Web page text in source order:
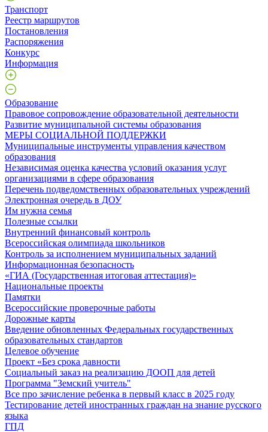
Транспорт
Реестр маршрутов
Постановления
Распоряжения
Конкурс
Информация
Образование
Правовое сопровождение образовательной деятельности
Развитие муниципальной системы образования
МЕРЫ СОЦИАЛЬНОЙ ПОДДЕРЖКИ
Муниципальные инструменты управления качеством
образования
Независимая оценка качества условий оказания услуг
организациями в сфере образования
Перечень подведомственных образовательных учреждений
Электронная очередь в ДОУ
Им нужна семья
Полезные ссылки
Внутренний финансовый контроль
Всероссийская олимпиада школьников
Контроль за исполнением муниципальных заданий
Информационная безопасность
«ГИА (Государственная итоговая аттестация)»
Национальные проекты
Памятки
Всероссийские проверочные работы
Дорожные карты
Введение обновленных Федеральных государственных
образовательных стандартов
Целевое обучение
Проект «Без срока давности
Социальный заказ на реализацию ДООП для детей
Программа "Земский учитель"
Все про зачисление ребенка в первый класс в 2025 году
Тестирование детей иностранных граждан на знание русского
языка
ГПД